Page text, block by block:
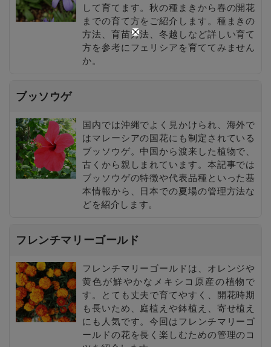
して育てます。秋の種まきから春の開花
までの育て方をご紹介します。種まきの
方法、育苗方法、冬越しなど詳しい育て
方を参考にフェリシアを育ててみません
か。
ブッソウゲ
国内では沖縄でよく見かけられ、海外で
はマレーシアの国花にも制定されている
ブッソウゲ。中国から渡来した植物で、
古くから親しまれています。本記事では
ブッソウゲの特徴や代表品種といった基
本情報から、日本での夏場の管理方法な
どを紹介します。
フレンチマリーゴールド
フレンチマリーゴールドは、オレンジや
黄色が鮮やかなメキシコ原産の植物で
す。とても丈夫で育てやすく、開花時期
も長いため、庭植えや鉢植え、寄せ植え
にも人気です。今回はフレンチマリーゴ
ールドの花を長く楽しむための管理のコ